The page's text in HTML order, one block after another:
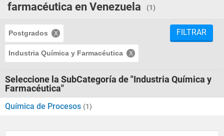
farmacéutica en Venezuela
(1)
Postgrados
Industria Química y Farmacéutica
FILTRAR
Seleccione la SubCategoría de "Industria Química y
Farmacéutica"
Química de Procesos (1)